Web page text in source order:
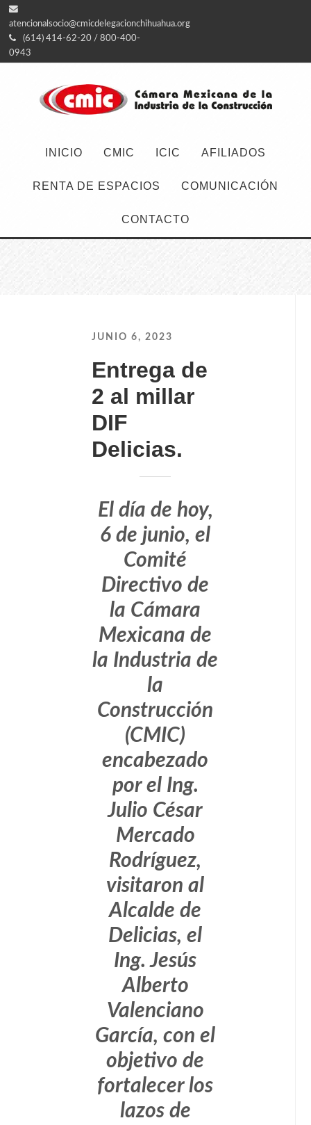
atencionalsocio@cmicdelegacionchihuahua.org
(614) 414-62-20 / 800-400-
0943
INICIO CMIC ICIC AFILIADOS
RENTA DE ESPACIOS COMUNICACIÓN
CONTACTO
JUNIO 6, 2023
Entrega de
2 al millar
DIF
Delicias.
El día de hoy,
6 de junio, el
Comité
Directivo de
la Cámara
Mexicana de
la Industria de
la
Construcción
(CMIC)
encabezado
por el Ing.
Julio César
Mercado
Rodríguez,
visitaron al
Alcalde de
Delicias, el
Ing. Jesús
Alberto
Valenciano
García, con el
objetivo de
fortalecer los
lazos de